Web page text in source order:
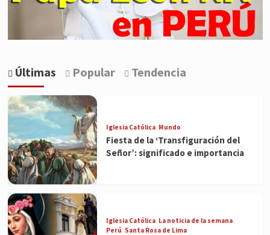
Últimas Popular Tendencia
Iglesia Católica Mundo
Fiesta de la ‘Transfiguración del
Señor’: significado e importancia
Iglesia Católica La noticia de la semana
Perú Santa Rosa de Lima